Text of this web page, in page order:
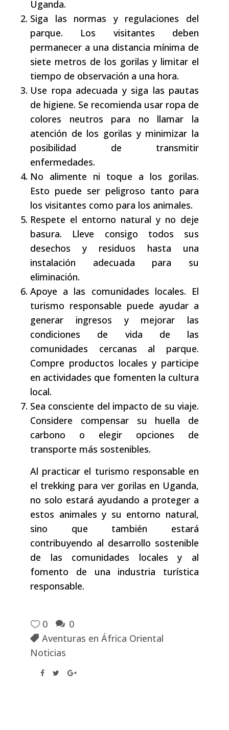
Uganda.
Siga las normas y regulaciones del
parque. Los visitantes deben
permanecer a una distancia mínima de
siete metros de los gorilas y limitar el
tiempo de observación a una hora.
Use ropa adecuada y siga las pautas
de higiene. Se recomienda usar ropa de
colores neutros para no llamar la
atención de los gorilas y minimizar la
posibilidad de transmitir
enfermedades.
No alimente ni toque a los gorilas.
Esto puede ser peligroso tanto para
los visitantes como para los animales.
Respete el entorno natural y no deje
basura. Lleve consigo todos sus
desechos y residuos hasta una
instalación adecuada para su
eliminación.
Apoye a las comunidades locales. El
turismo responsable puede ayudar a
generar ingresos y mejorar las
condiciones de vida de las
comunidades cercanas al parque.
Compre productos locales y participe
en actividades que fomenten la cultura
local.
Sea consciente del impacto de su viaje.
Considere compensar su huella de
carbono o elegir opciones de
transporte más sostenibles.
Al practicar el turismo responsable en
el trekking para ver gorilas en Uganda,
no solo estará ayudando a proteger a
estos animales y su entorno natural,
sino que también estará
contribuyendo al desarrollo sostenible
de las comunidades locales y al
fomento de una industria turística
responsable.
0
0
Aventuras en África Oriental
Noticias